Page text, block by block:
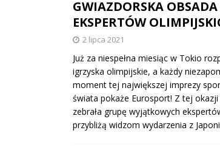
GWIAZDORSKA
EKSPERTÓW
2 lipca 2021
Już za niespełna miesiąc w Tokio
igrzyska olimpijskie, a każdy
moment tej największej imprezy
świata pokaże Eurosport! Z tej
zebrała grupę wyjątkowych
przybliżą widzom wydarzenia z